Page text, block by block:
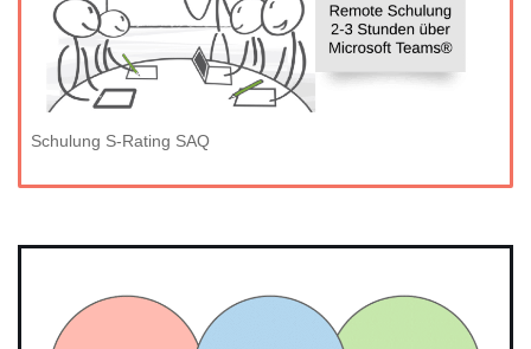
Schulung S-Rating SAQ